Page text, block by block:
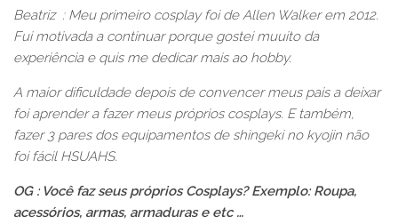
Beatriz : Meu primeiro cosplay foi de Allen Walker em 2012.
Fui motivada a continuar porque gostei muuito da
experiência e quis me dedicar mais ao hobby.
A maior dificuldade depois de convencer meus pais a deixar
foi aprender a fazer meus próprios cosplays. E também,
fazer 3 pares dos equipamentos de shingeki no kyojin não
foi fácil HSUAHS.
OG : Você faz seus próprios Cosplays? Exemplo: Roupa,
acessórios, armas, armaduras e etc …